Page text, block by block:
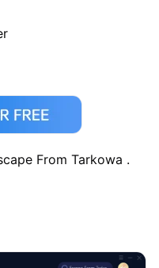
From Tarkowa .